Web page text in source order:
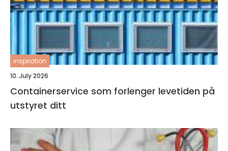
inspiration
10. July 2026
Containerservice som forlenger levetiden på
utstyret ditt